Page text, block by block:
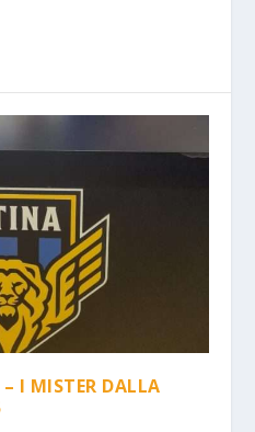
I MISTER DALLA